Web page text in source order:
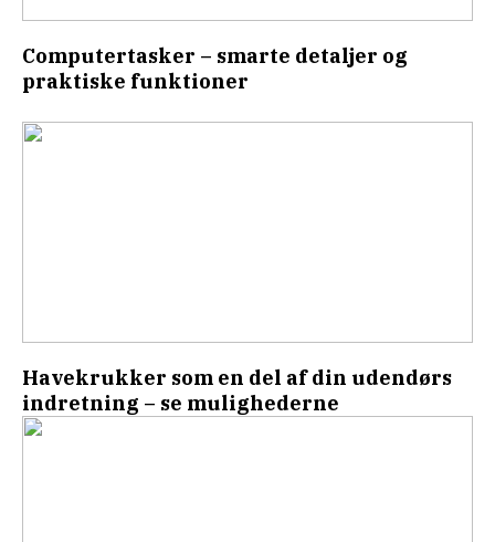
Computertasker – smarte detaljer og
praktiske funktioner
Havekrukker som en del af din udendørs
indretning – se mulighederne